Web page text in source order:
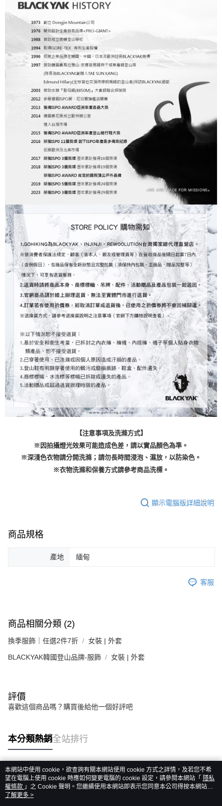
【注意事項及洗滌方式】
※因拍攝燈光效果可能造成色差，請以實品顏色為準。
※深淺色衣物請分開洗滌；請勿長時間浸泡、濕放，以防染色。
※衣物洗滌和保養方式請參考商品洗標。
顯示電腦版詳細說明
商品規格
產地 緬甸
客服
商品相關分類 (2)
換季服飾｜任選2件7折 女裝 | 外套
BLACKYAK韓國登山品牌-服飾 女裝 | 外套
評價
喜歡這個商品嗎？購買後給他一個好評吧
本分類熱銷全站排行
熱門標籤
本網站中使用 cookie，欲查詢有關本網站使用 cookie 方式之詳情，及若您不希
望在電腦上使用 cookie 時應如何變更電腦的 cookie 設定，請參閱本網站「 隱私
權條款 」之 Cookie 聲明。您繼續使用本網站即表示您同意本公司得按本網站使
用條款之 Cookie 聲明使用 cookie。
了解更多 >